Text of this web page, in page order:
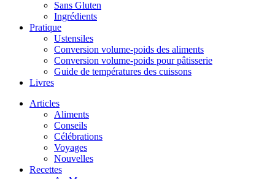
Sans Gluten
Ingrédients
Pratique
Ustensiles
Conversion volume-poids des aliments
Conversion volume-poids pour pâtisserie
Guide de températures des cuissons
Livres
Articles
Aliments
Conseils
Célébrations
Voyages
Nouvelles
Recettes